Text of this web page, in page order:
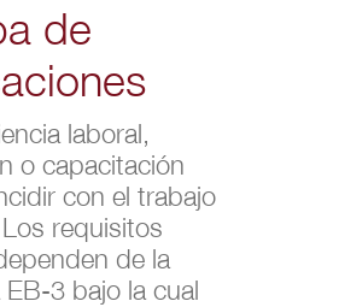
de
laboral,
o capacitación
con el trabajo
requisitos
de la
3 bajo la cual